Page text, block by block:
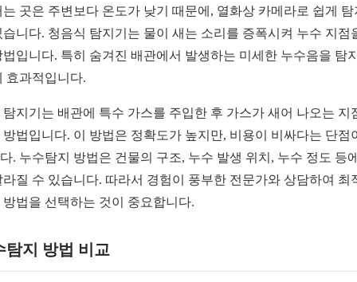
는 곳은 주변보다 온도가 낮기 때문에, 열화상 카메라로 쉽게 탐
습니다. 청음식 탐지기는 물이 새는 소리를 증폭시켜 누수 지점
법입니다. 특히 숨겨진 배관에서 발생하는 미세한 누수음을 탐
효과적입니다.
탐지기는 배관에 특수 가스를 주입한 후 가스가 새어 나오는 지
방법입니다. 이 방법은 정확도가 높지만, 비용이 비싸다는 단점
. 누수탐지 방법은 건물의 구조, 누수 발생 위치, 누수 정도 등
라질 수 있습니다. 따라서 경험이 풍부한 전문가와 상담하여 최
방법을 선택하는 것이 중요합니다.
탐지 방법 비교